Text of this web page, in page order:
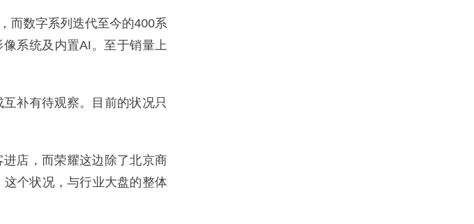
而数字系列迭代至今的400系
系统及内置AI。至于销量上
补有待观察。目前的状况只
店，而荣耀这边除了北京商
个状况，与行业大盘的整体